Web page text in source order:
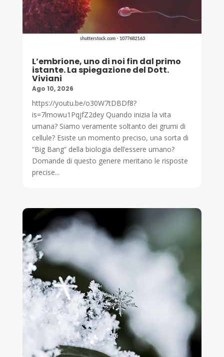
L’embrione, uno di noi fin dal primo
istante. La spiegazione del Dott.
Viviani
Ago 10, 2026
https://youtu.be/o30W7tDBDf8?
is=7lmowu1PqjfZ2dey Quando inizia la vita
umana? Siamo veramente soltanto dei grumi di
cellule? Esiste un momento preciso, una sorta di
“Big Bang“ della biologia dell’essere umano?
Domande di questo genere meritano le risposte
precise...